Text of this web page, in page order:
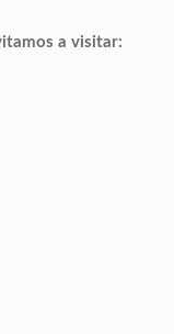
a visitar: